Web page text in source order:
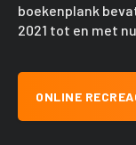
boekenplank
2021 tot en met nu.
ONLINE